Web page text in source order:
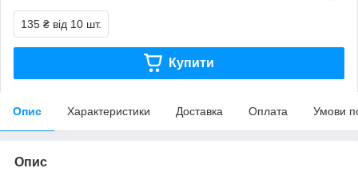
135 ₴ від 10 шт.
Купити
Опис Характеристики Доставка Оплата Умови
Опис